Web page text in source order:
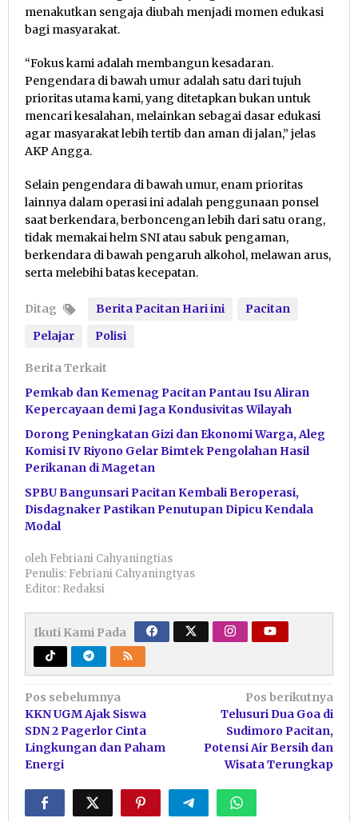
menakutkan sengaja diubah menjadi momen edukasi
bagi masyarakat.
“Fokus kami adalah membangun kesadaran.
Pengendara di bawah umur adalah satu dari tujuh
prioritas utama kami, yang ditetapkan bukan untuk
mencari kesalahan, melainkan sebagai dasar edukasi
agar masyarakat lebih tertib dan aman di jalan,” jelas
AKP Angga.
Selain pengendara di bawah umur, enam prioritas
lainnya dalam operasi ini adalah penggunaan ponsel
saat berkendara, berboncengan lebih dari satu orang,
tidak memakai helm SNI atau sabuk pengaman,
berkendara di bawah pengaruh alkohol, melawan arus,
serta melebihi batas kecepatan.
Ditag Berita Pacitan Hari ini
Pacitan
Pelajar
Polisi
Berita Terkait
Pemkab dan Kemenag Pacitan Pantau Isu Aliran
Kepercayaan demi Jaga Kondusivitas Wilayah
Dorong Peningkatan Gizi dan Ekonomi Warga, Aleg
Komisi IV Riyono Gelar Bimtek Pengolahan Hasil
Perikanan di Magetan
SPBU Bangunsari Pacitan Kembali Beroperasi,
Disdagnaker Pastikan Penutupan Dipicu Kendala
Modal
oleh Febriani Cahyaningtias
Penulis: Febriani Cahyaningtyas
Editor: Redaksi
Ikuti Kami Pada
Navigasi
pos
Pos sebelumnya
KKN UGM Ajak Siswa
SDN 2 Pagerlor Cinta
Lingkungan dan Paham
Energi
Pos berikutnya
Telusuri Dua Goa di
Sudimoro Pacitan,
Potensi Air Bersih dan
Wisata Terungkap